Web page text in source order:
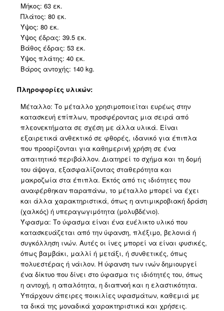
Μήκος: 63 εκ.
Πλάτος: 80 εκ.
Ύψος: 80 εκ.
Ύψος έδρας: 39.5 εκ.
Βάθος έδρας: 53 εκ.
Ύψος πλάτης: 40 εκ.
Βάρος αντοχής: 140 kg.
Πληροφορίες υλικών:
Μέταλλο: Το μέταλλο χρησιμοποιείται ευρέως στην
κατασκευή επίπλων, προσφέροντας μια σειρά από
πλεονεκτήματα σε σχέση με άλλα υλικά. Είναι
εξαιρετικά ανθεκτικό σε φθορές, ιδανικό για έπιπλα
που προορίζονται για καθημερινή χρήση σε ένα
απαιτητικό περιβάλλον. Διατηρεί το σχήμα και τη δομή
του άψογα, εξασφαλίζοντας σταθερότητα και
μακροζωία στα έπιπλα. Εκτός από τις ιδιότητες που
αναφέρθηκαν παραπάνω, το μέταλλο μπορεί να έχει
και άλλα χαρακτηριστικά, όπως η αντιμικροβιακή δράση
(χαλκός) ή υπεραγωγιμότητα (μολυβδένιο).
Ύφασμα: Το ύφασμα είναι ένα ευέλικτο υλικό που
κατασκευάζεται από την ύφανση, πλέξιμο, βελονιά ή
συγκόλληση ινών. Αυτές οι ίνες μπορεί να είναι φυσικές,
όπως βαμβάκι, μαλλί ή μετάξι, ή συνθετικές, όπως
πολυεστέρας ή νάιλον. Η ύφανση των ινών δημιουργεί
ένα δίκτυο που δίνει στο ύφασμα τις ιδιότητές του, όπως
η αντοχή, η απαλότητα, η διαπνοή και η ελαστικότητα.
Υπάρχουν άπειρες ποικιλίες υφασμάτων, καθεμιά με
τα δικά της μοναδικά χαρακτηριστικά και χρήσεις.